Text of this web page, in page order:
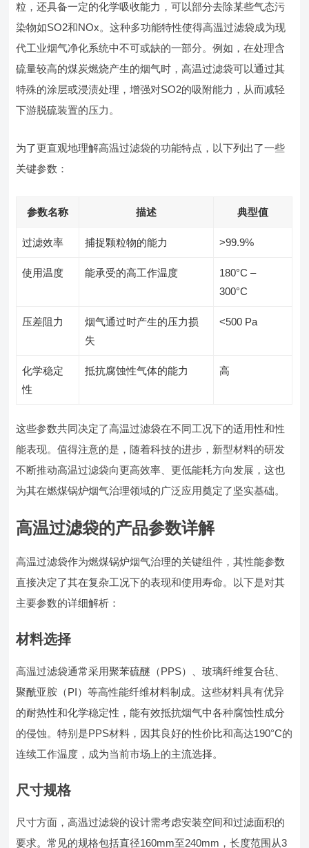
粒，还具备一定的化学吸收能力，可以部分去除某些气态污
染物如SO2和NOx。这种多功能特性使得高温过滤袋成为现
代工业烟气净化系统中不可或缺的一部分。例如，在处理含
硫量较高的煤炭燃烧产生的烟气时，高温过滤袋可以通过其
特殊的涂层或浸渍处理，增强对SO2的吸附能力，从而减轻
下游脱硫装置的压力。
为了更直观地理解高温过滤袋的功能特点，以下列出了一些
关键参数：
参数名称 描述 典型值
过滤效率 捕捉颗粒物的能力 >99.9%
使用温度 能承受的高工作温度
180°C –
300°C
压差阻力
烟气通过时产生的压力损
失
<500 Pa
化学稳定
性
抵抗腐蚀性气体的能力 高
这些参数共同决定了高温过滤袋在不同工况下的适用性和性
能表现。值得注意的是，随着科技的进步，新型材料的研发
不断推动高温过滤袋向更高效率、更低能耗方向发展，这也
为其在燃煤锅炉烟气治理领域的广泛应用奠定了坚实基础。
高温过滤袋的产品参数详解
高温过滤袋作为燃煤锅炉烟气治理的关键组件，其性能参数
直接决定了其在复杂工况下的表现和使用寿命。以下是对其
主要参数的详细解析：
材料选择
高温过滤袋通常采用聚苯硫醚（PPS）、玻璃纤维复合毡、
聚酰亚胺（PI）等高性能纤维材料制成。这些材料具有优异
的耐热性和化学稳定性，能有效抵抗烟气中各种腐蚀性成分
的侵蚀。特别是PPS材料，因其良好的性价比和高达190°C的
连续工作温度，成为当前市场上的主流选择。
尺寸规格
尺寸方面，高温过滤袋的设计需考虑安装空间和过滤面积的
要求。常见的规格包括直径160mm至240mm，长度范围从3